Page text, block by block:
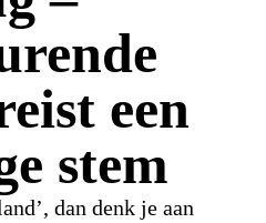
een
stem
dan denk je aan